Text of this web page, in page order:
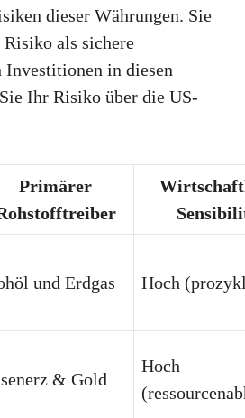
dieser Währungen. Sie
Risiko als sichere
Investitionen in diesen
Ihr Risiko über die US-
Primärer
und Erdgas Hoch
& Gold
Hoch